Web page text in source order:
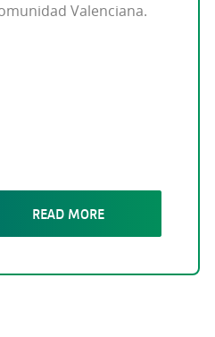
Valenciana.
READ MORE